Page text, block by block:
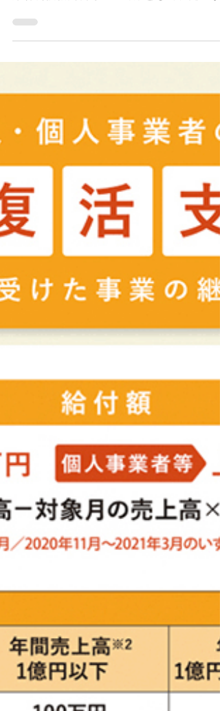
原材料価格高騰等への対策として、売上が
少した中小法人・個人事業主等の事業を支
するための支援金｜ ゴーイング行政書士事